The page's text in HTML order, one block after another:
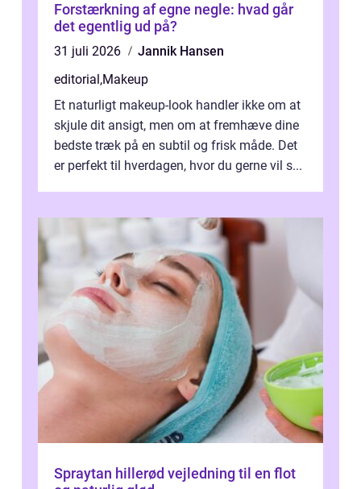
Forstærkning af egne negle: hvad går
det egentlig ud på?
31 juli 2026
Jannik Hansen
editorial,Makeup
Et naturligt makeup-look handler ikke om at
skjule dit ansigt, men om at fremhæve dine
bedste træk på en subtil og frisk måde. Det
er perfekt til hverdagen, hvor du gerne vil s...
Spraytan hillerød vejledning til en flot